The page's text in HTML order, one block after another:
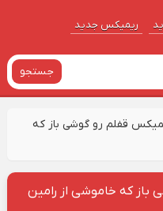
ریمیکس جدید
جستجو
قفلم رو گوشی باز که
باز که خاموشی از رامین